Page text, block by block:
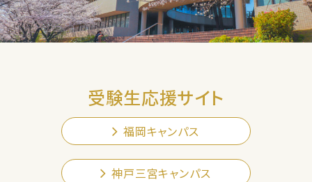
受験生応援サイト
福岡キャンパス
神戸三宮キャンパス